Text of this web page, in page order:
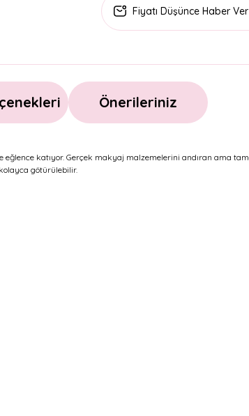
Fiyatı Düşünce Haber Ver
Önerileriniz
eğlence katıyor. Gerçek makyaj malzemelerini andıran ama
götürülebilir.